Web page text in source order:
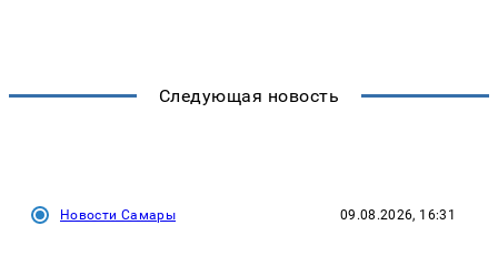
Следующая новость
Новости Самары 09.08.2026, 16:31